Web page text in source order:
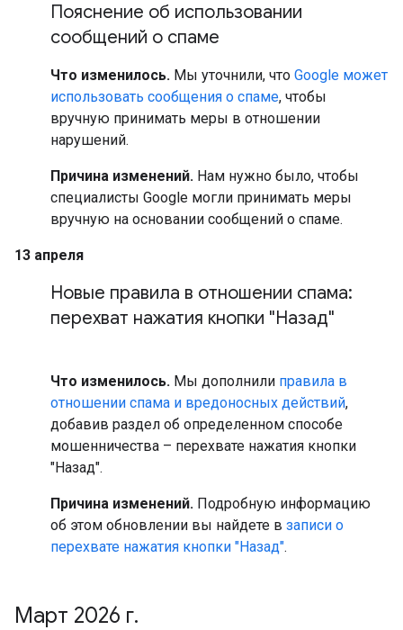
Пояснение об использовании
сообщений о спаме
Что изменилось. Мы уточнили, что Google может
использовать сообщения о спаме, чтобы
вручную принимать меры в отношении
нарушений.
Причина изменений. Нам нужно было, чтобы
специалисты Google могли принимать меры
вручную на основании сообщений о спаме.
13 апреля
Новые правила в отношении спама:
перехват нажатия кнопки "Назад"
Что изменилось. Мы дополнили правила в
отношении спама и вредоносных действий,
добавив раздел об определенном способе
мошенничества – перехвате нажатия кнопки
"Назад".
Причина изменений. Подробную информацию
об этом обновлении вы найдете в записи о
перехвате нажатия кнопки "Назад".
Март 2026 г.